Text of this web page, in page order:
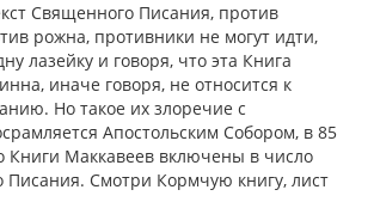
Священного Писания, против
рожна, противники не могут идти,
лазейку и говоря, что эта Книга
иначе говоря, не относится к
Но такое их злоречие с
Апостольским Собором, в 85
Книги Маккавеев включены в число
Писания. Смотри Кормчую книгу, лист